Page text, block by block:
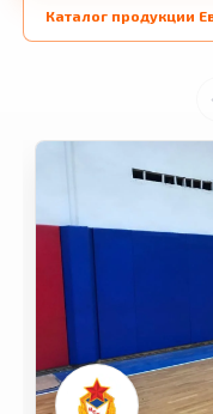
Каталог продукции